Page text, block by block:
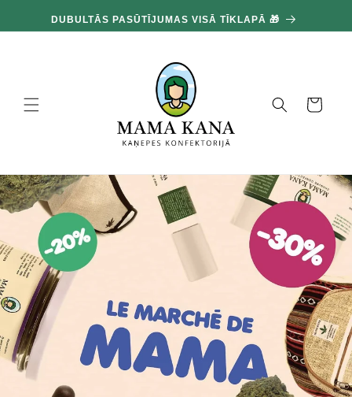
pāriet
pie
DUBULTĀS PASŪTĪJUMAS VISĀ TĪKLAPĀ 🎁
Grozs